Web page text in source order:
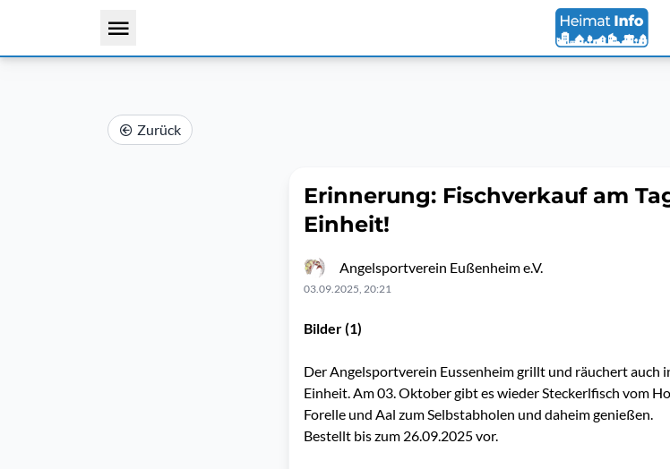
Zurück
Erinnerung: Fischverkauf am
Einheit!
Angelsportverein Eußenheim e.V.
03.09.2025, 20:21
Bilder (1)
Der Angelsportverein Eussenheim grillt und räuchert auch
Einheit. Am 03. Oktober gibt es wieder Steckerlfisch vom
Forelle und Aal zum Selbstabholen und daheim genießen.
Bestellt bis zum 26.09.2025 vor.